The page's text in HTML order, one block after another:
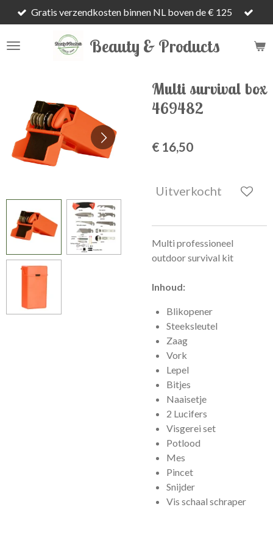
Ga
direct
naar
Beauty & Products
Gratis verzendkosten binnen NL boven de € 125
Multi survival box
469482
€ 16,50
Uitverkocht
Multi professioneel
outdoor survival kit
Inhoud:
Blikopener
Steeksleutel
Zaag
Vork
Lepel
Bitjes
Naaisetje
2 Lucifers
Visgerei set
Potlood
Mes
Pincet
Snijder
Vis schaal schraper